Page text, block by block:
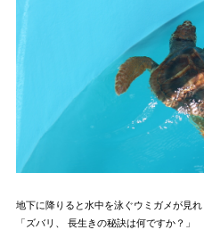
地下に降りると水中を泳ぐウミガメが見れ
「ズバリ、 長生きの秘訣は何ですか？」